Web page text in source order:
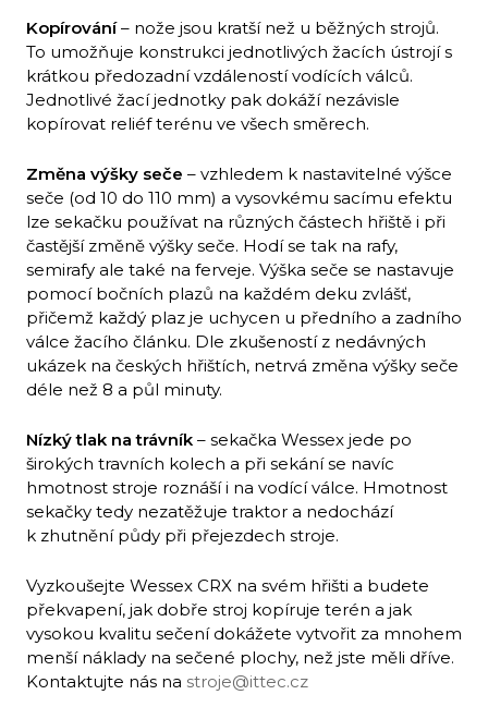
Kopírování– nože jsou kratší než u běžných strojů.
To umožňuje konstrukci jednotlivých žacích ústrojí s
krátkou předozadní vzdáleností vodících válců.
Jednotlivé žací jednotky pak dokáží nezávisle
kopírovat reliéf terénu ve všech směrech.
Změna výšky seče – vzhledem k nastavitelné výšce
seče (od 10 do 110 mm) a vysovkému sacímu efektu
lze sekačku používat na různých částech hřiště i při
častější změně výšky seče. Hodí se tak na rafy,
semirafy ale také na ferveje. Výška seče se nastavuje
pomocí bočních plazů na každém deku zvlášť,
přičemž každý plaz je uchycen u předního a zadního
válce žacího článku. Dle zkušeností z nedávných
ukázek na českých hřištích, netrvá změna výšky seče
déle než 8 a půl minuty.
Nízký tlak na trávník – sekačka Wessex jede po
širokých travních kolech a při sekání se navíc
hmotnost stroje roznáší i na vodící válce. Hmotnost
sekačky tedy nezatěžuje traktor a nedochází
k zhutnění půdy při přejezdech stroje.
Vyzkoušejte Wessex CRX na svém hřišti a budete
překvapení, jak dobře stroj kopíruje terén a jak
vysokou kvalitu sečení dokážete vytvořit za mnohem
menší náklady na sečené plochy, než jste měli dříve.
Kontaktujte nás na stroje@ittec.cz